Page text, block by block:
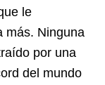
le
más. Ninguna
por una
del mundo